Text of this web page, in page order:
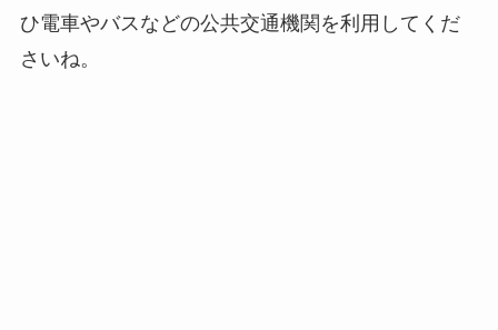
ひ電車やバスなどの公共交通機関を利用してくだ
さいね。